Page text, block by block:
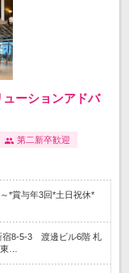
ーションアドバ
第二新卒歓迎
*賞与年3回*土日祝休*
宿8-5-3 渡邊ビル6階 札
…